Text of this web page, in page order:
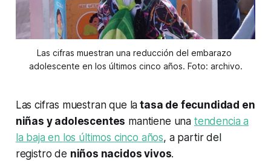
Las cifras muestran una reducción del embarazo
adolescente en los últimos cinco años. Foto: archivo.
Las cifras muestran que la tasa de fecundidad en
niñas y adolescentes mantiene una tendencia a
la baja en los últimos cinco años, a partir del
registro de niños nacidos vivos.